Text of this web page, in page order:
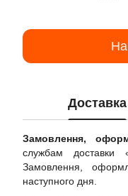
Доставка
Замовлення,
службам
Замовлення,
наступного дня.